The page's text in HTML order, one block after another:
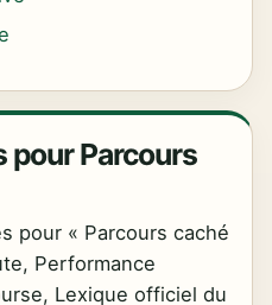
pour Parcours
pour « Parcours caché
Performance
Lexique officiel du